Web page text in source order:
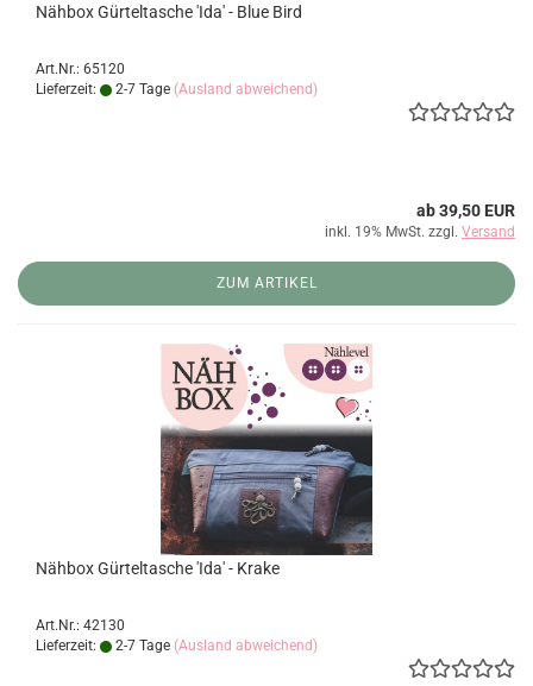
Nähbox Gürteltasche 'Ida' - Blue Bird
Art.Nr.: 65120
Lieferzeit:
2-7 Tage (Ausland abweichend)
ab 39,50 EUR
inkl. 19% MwSt. zzgl. Versand
ZUM ARTIKEL
Nähbox Gürteltasche 'Ida' - Krake
Art.Nr.: 42130
Lieferzeit:
2-7 Tage (Ausland abweichend)